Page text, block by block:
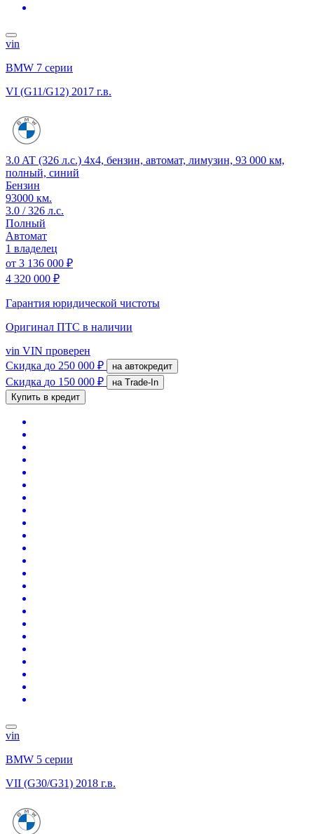
vin
BMW 7 серии
VI (G11/G12) 2017 г.в.
3.0 AT (326 л.с.) 4x4, бензин, автомат, лимузин, 93 000 км,
полный, синий
Бензин
93000 км.
3.0 / 326 л.с.
Полный
Автомат
1 владелец
от 3 136 000 ₽
4 320 000 ₽
Гарантия юридической чистоты
Оригинал ПТС в наличии
vin VIN проверен
Скидка до 250 000 ₽ на автокредит
Скидка до 150 000 ₽
на Trade-In
Купить в кредит
vin
BMW 5 серии
VII (G30/G31) 2018 г.в.